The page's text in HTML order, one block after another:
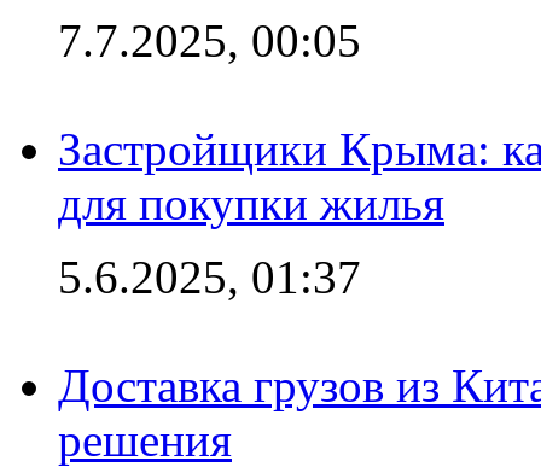
7.7.2025, 00:05
Застройщики Крыма:
для покупки жилья
5.6.2025, 01:37
Доставка грузов из
решения